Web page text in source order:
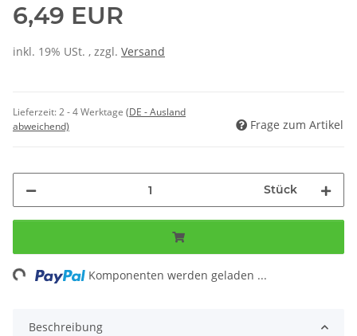
6,49 EUR
inkl. 19% USt. , zzgl. Versand
Lieferzeit:2 - 4 Werktage (DE - Ausland
abweichend)
Frage zum Artikel
Stück
Komponenten werden geladen ...
Beschreibung